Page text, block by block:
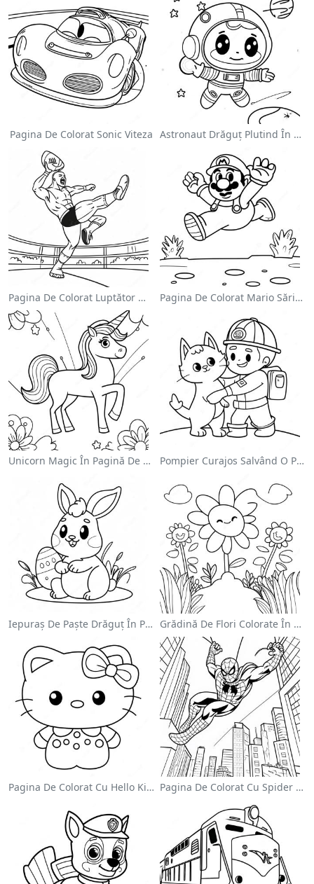
Pagina De Colorat Sonic Viteza Astronaut Drăguț Plutind În Spațiu - Pagina De Colorat
Pagina De Colorat Luptător Wwe Sărind Pe Inamic Pagina De Colorat Mario Sărind Peste Goombas
Unicorn Magic În Pagină De Colorat Cu Curcubeu Pompier Curajos Salvând O Pisică - Pagina De Colorat
Iepuraș De Paște Drăguț În Pagină De Colorat Grădină De Flori Colorate În Pagină De Colorat
Pagina De Colorat Cu Hello Kitty Drăguță Cu Fundiță Pagina De Colorat Cu Spider Man Swinging Prin Oraș